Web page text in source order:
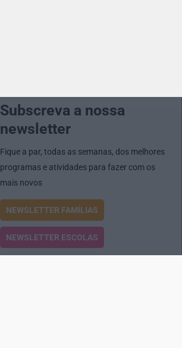
Subscreva a nossa
newsletter
Fique a par, todas as semanas, dos melhores
programas e atividades para fazer com os
mais novos
NEWSLETTER FAMÍLIAS
NEWSLETTER ESCOLAS